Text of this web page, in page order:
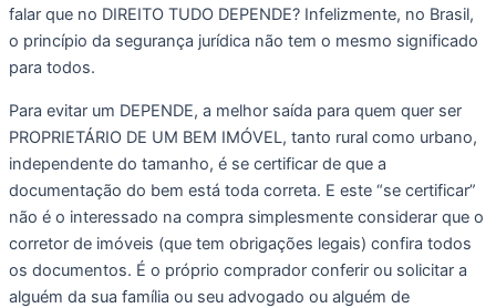
falar que no DIREITO TUDO DEPENDE? Infelizmente, no Brasil,
o princípio da segurança jurídica não tem o mesmo significado
para todos.
Para evitar um DEPENDE, a melhor saída para quem quer ser
PROPRIETÁRIO DE UM BEM IMÓVEL, tanto rural como urbano,
independente do tamanho, é se certificar de que a
documentação do bem está toda correta. E este “se certificar”
não é o interessado na compra simplesmente considerar que o
corretor de imóveis (que tem obrigações legais) confira todos
os documentos. É o próprio comprador conferir ou solicitar a
alguém da sua família ou seu advogado ou alguém de